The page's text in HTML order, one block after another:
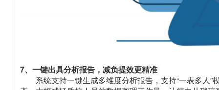
7、一键出具分析报告，减负提效更精准
系统支持一键生成多维度分析报告，支持“一表多人